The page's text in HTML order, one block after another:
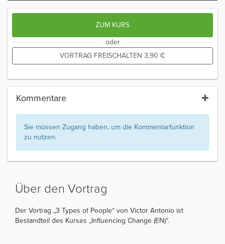
ZUM KURS
oder
VORTRAG FREISCHALTEN 3,90 €
Kommentare
Sie müssen Zugang haben, um die Kommentarfunktion
zu nutzen.
Über den Vortrag
Der Vortrag „3 Types of People“ von Victor Antonio ist
Bestandteil des Kurses „Influencing Change (EN)“.